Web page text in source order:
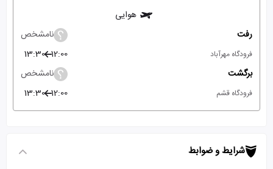
هوایی
رفت
نامشخص
فرودگاه مهرآباد 12:00
13:30
برگشت
نامشخص
فرودگاه قشم 12:00
13:30
شرایط و ضوابط